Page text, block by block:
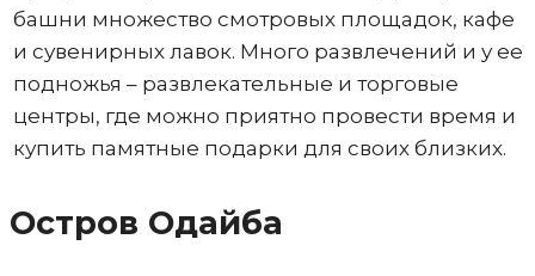
башни множество смотровых площадок, кафе
и сувенирных лавок. Много развлечений и у ее
подножья – развлекательные и торговые
центры, где можно приятно провести время и
купить памятные подарки для своих близких.
Остров Одайба